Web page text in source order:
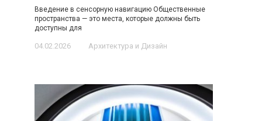
Введение в сенсорную навигацию Общественные
пространства — это места, которые должны быть
доступны для
04.02.2026 Архитектура и Дизайн